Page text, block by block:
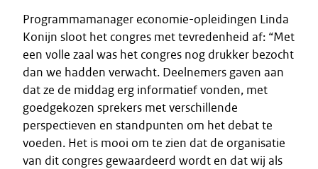
Programmamanager economie-opleidingen Linda
Konijn sloot het congres met tevredenheid af: “Met
een volle zaal was het congres nog drukker bezocht
dan we hadden verwacht. Deelnemers gaven aan
dat ze de middag erg informatief vonden, met
goedgekozen sprekers met verschillende
perspectieven en standpunten om het debat te
voeden. Het is mooi om te zien dat de organisatie
van dit congres gewaardeerd wordt en dat wij als